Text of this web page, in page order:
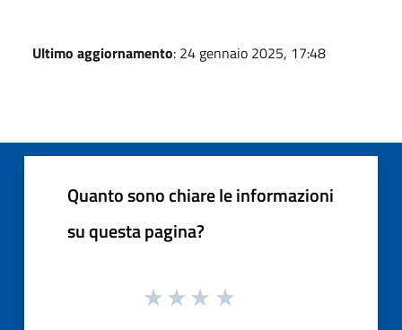
Ultimo aggiornamento: 24 gennaio 2025, 17:48
Quanto sono chiare le informazioni
su questa pagina?